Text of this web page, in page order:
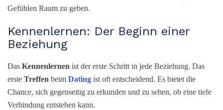
Gefühlen Raum zu geben.
Kennenlernen: Der Beginn einer
Beziehung
Das Kennenlernen ist der erste Schritt in jede Beziehung. Das
erste Treffen beim Dating ist oft entscheidend. Es bietet die
Chance, sich gegenseitig zu erkunden und zu sehen, ob eine tiefe
Verbindung entstehen kann.